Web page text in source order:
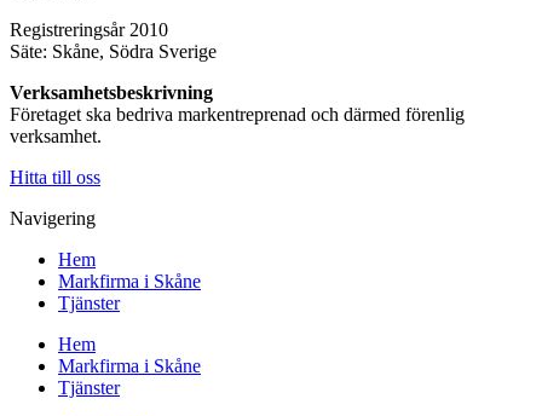
Registreringsår 2010
Säte: Skåne, Södra Sverige
Verksamhetsbeskrivning
Företaget ska bedriva markentreprenad och därmed förenlig
verksamhet.
Hitta till oss
Navigering
Hem
Markfirma i Skåne
Tjänster
Hem
Markfirma i Skåne
Tjänster